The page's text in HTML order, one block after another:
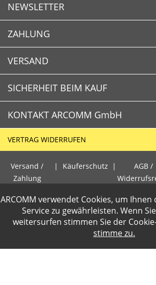
ARCOMM verwendet Cookies, um
Service zu gewährleisten. Wenn
weitersurfen stimmen Sie der
stimme zu.
NEWSLETTER
Newsletter abonnieren
Newsletter abbestellen
ZAHLUNG
VERSAND
SICHERHEIT BEIM KAUF
Schnelle Lieferzeiten
Käuferschutz
Sichere Zahlung mit SSL-
Datenschutz
perfekter Schutz gegen
Sicheres Bezahlen mit
KONTAKT ARCOMM GmbH
+49 (0)30 351 26 92 80
E-Mail
info@arcomm.de
VERTRAG WIDERRUFEN
Versand /
Zahlung
| Käuferschutz |
AGB /
Gewerbetreibende loggen sich bitte ein
Nettopreise. Preisangaben inkl.19% MwSt
Versandkosten